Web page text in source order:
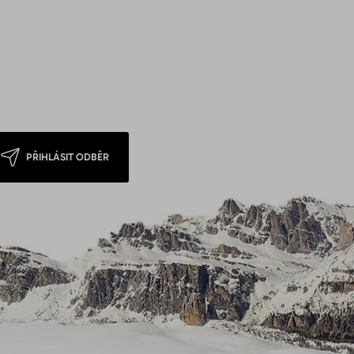
PŘIHLÁSIT ODBĚR